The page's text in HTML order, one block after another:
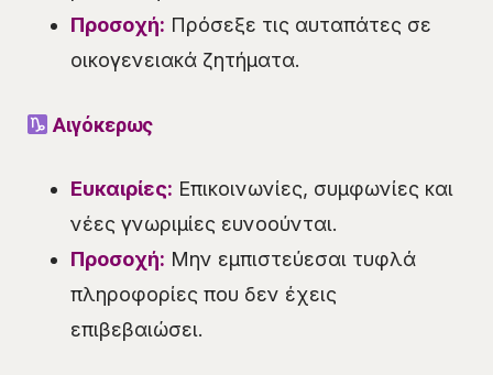
Προσοχή: Πρόσεξε τις αυταπάτες σε
οικογενειακά ζητήματα.
Αιγόκερως
Ευκαιρίες: Επικοινωνίες, συμφωνίες και
νέες γνωριμίες ευνοούνται.
Προσοχή: Μην εμπιστεύεσαι τυφλά
πληροφορίες που δεν έχεις
επιβεβαιώσει.